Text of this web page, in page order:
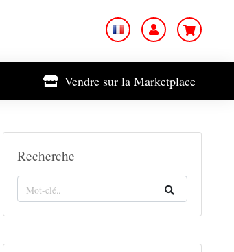
Vendre sur la Marketplace
Recherche